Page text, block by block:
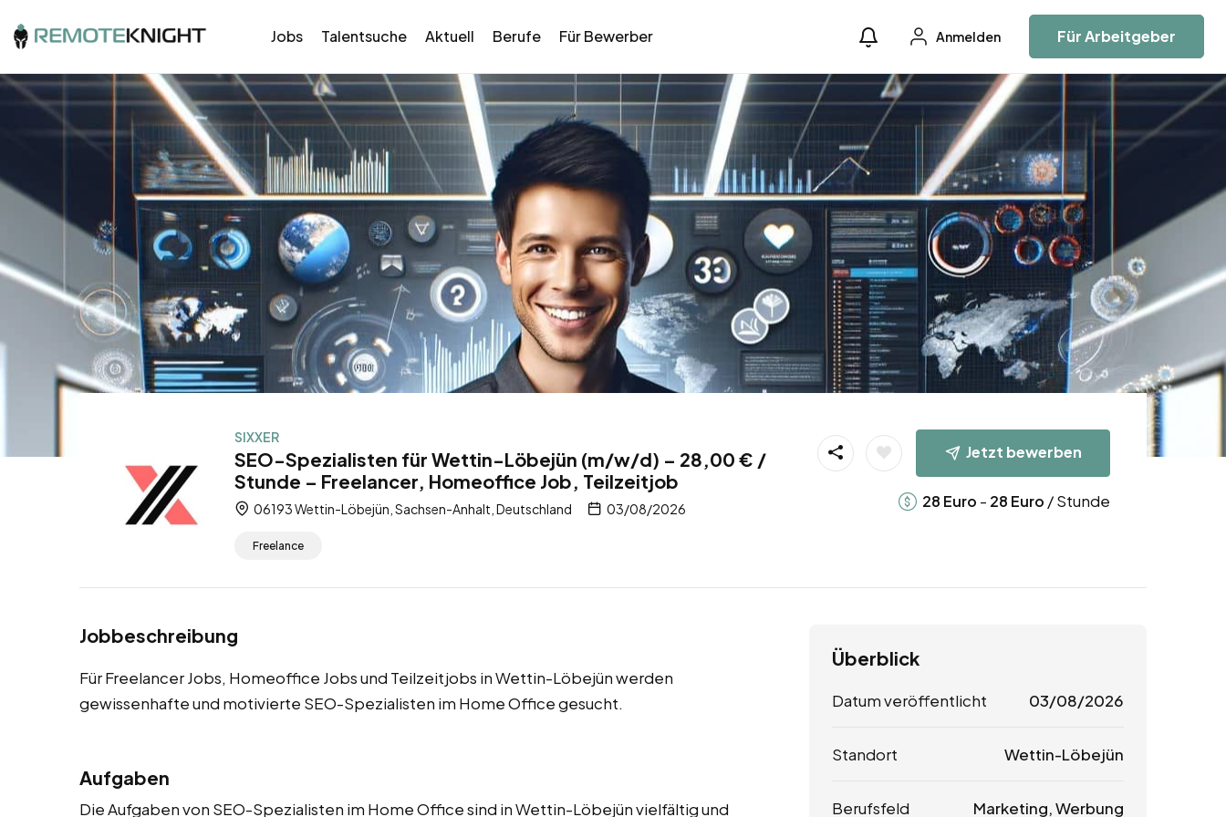
Jobs Talentsuche Aktuell Berufe Für Bewerber Anmelden Für Arbeitgeber
SIXXER
SEO-Spezialisten für Wettin-Löbejün (m/w/d) – 28,00 € /
Stunde – Freelancer, Homeoffice Job, Teilzeitjob
06193 Wettin-Löbejün, Sachsen-Anhalt, Deutschland 03/08/2026
Freelance
Jetzt bewerben
28 Euro - 28 Euro / Stunde
Jobbeschreibung
Für Freelancer Jobs, Homeoffice Jobs und Teilzeitjobs in Wettin-Löbejün werden
gewissenhafte und motivierte SEO-Spezialisten im Home Office gesucht.
Aufgaben
Die Aufgaben von SEO-Spezialisten im Home Office sind in Wettin-Löbejün vielfältig und
Überblick
Datum veröffentlicht 03/08/2026
Standort Wettin-Löbejün
Berufsfeld Marketing, Werbung